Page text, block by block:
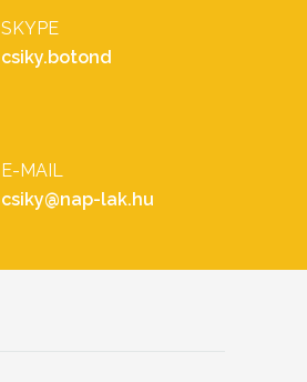
SKYPE
csiky.botond
E-MAIL
csiky@nap-lak.hu